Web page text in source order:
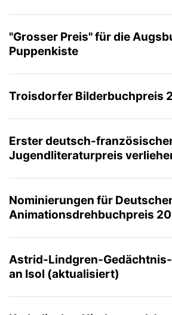
"Grosser Preis" für die
Puppenkiste
Troisdorfer Bilderbuchpreis
Erster deutsch-
Jugendliteraturpreis
Nominierungen für
Animationsdrehbuchpreis
Astrid-Lindgren-
an Isol (aktualisiert)